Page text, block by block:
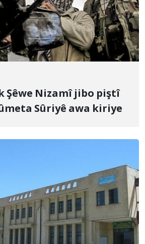
Şêwe Nizamî jibo piştî
Sûriyê awa kiriye